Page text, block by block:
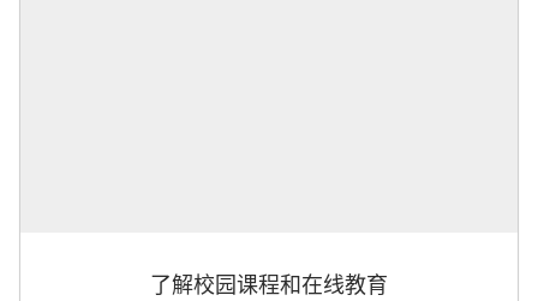
了解校园课程和在线教育